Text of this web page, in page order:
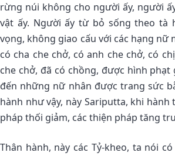
rừng núi không cho người ấy, người
vật ấy. Người ấy từ bỏ sống theo tà
vọng, không giao cấu với các hạng nữ
có cha che chở, có anh che chở, có
che chở, đã có chồng, được hình phạt
đến những nữ nhân được trang sức
hành như vậy, này Sariputta, khi
pháp thối giảm, các thiện pháp tăng
Thân hành, này các Tỷ-kheo, ta nói